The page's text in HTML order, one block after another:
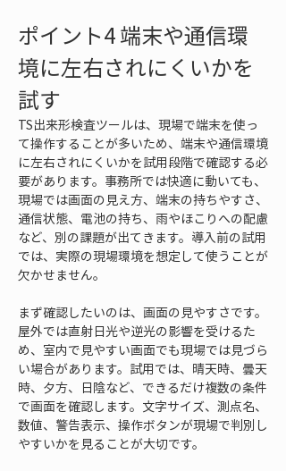
ポイント4 端末や通信環
境に左右されにくいかを
試す
TS出来形検査ツールは、現場で端末を使っ
て操作することが多いため、端末や通信環境
に左右されにくいかを試用段階で確認する必
要があります。事務所では快適に動いても、
現場では画面の見え方、端末の持ちやすさ、
通信状態、電池の持ち、雨やほこりへの配慮
など、別の課題が出てきます。導入前の試用
では、実際の現場環境を想定して使うことが
欠かせません。
まず確認したいのは、画面の見やすさです。
屋外では直射日光や逆光の影響を受けるた
め、室内で見やすい画面でも現場では見づら
い場合があります。試用では、晴天時、曇天
時、夕方、日陰など、できるだけ複数の条件
で画面を確認します。文字サイズ、測点名、
数値、警告表示、操作ボタンが現場で判別し
やすいかを見ることが大切です。